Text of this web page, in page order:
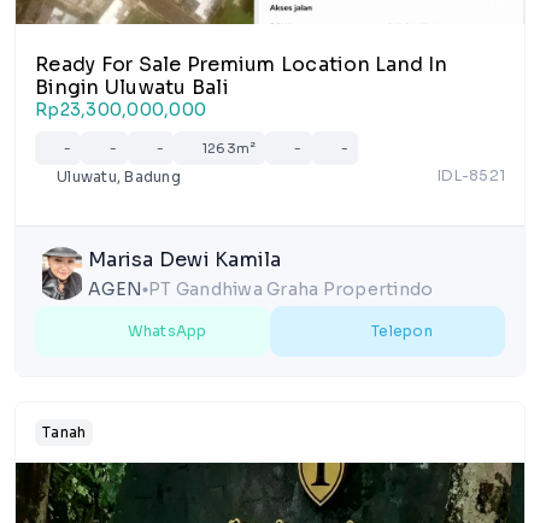
Ready For Sale Premium Location Land In
Bingin Uluwatu Bali
Rp23,300,000,000
- - - 1263m² - -
Uluwatu, Badung IDL-8521
Marisa Dewi Kamila
AGEN lens PT Gandhiwa Graha Propertindo
WhatsApp Telepon
Tanah